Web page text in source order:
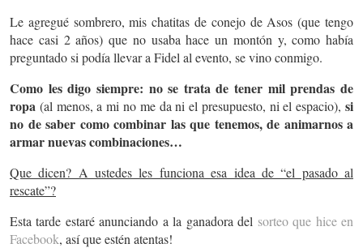
Le agregué sombrero, mis chatitas de conejo de Asos (que tengo
hace casi 2 años) que no usaba hace un montón y, como había
preguntado si podía llevar a Fidel al evento, se vino conmigo.
Como les digo siempre: no se trata de tener mil prendas de
ropa (al menos, a mi no me da ni el presupuesto, ni el espacio), si
no de saber como combinar las que tenemos, de animarnos a
armar nuevas combinaciones…
Que dicen? A ustedes les funciona esa idea de “el pasado al
rescate”?
Esta tarde estaré anunciando a la ganadora del sorteo que hice en
Facebook, así que estén atentas!